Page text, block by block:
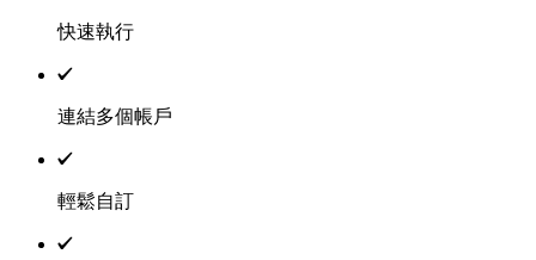
快速執行
連結多個帳戶
輕鬆自訂